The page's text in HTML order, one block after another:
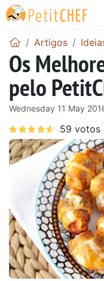
Artigos
Os
pelo
Wednesday 11 May